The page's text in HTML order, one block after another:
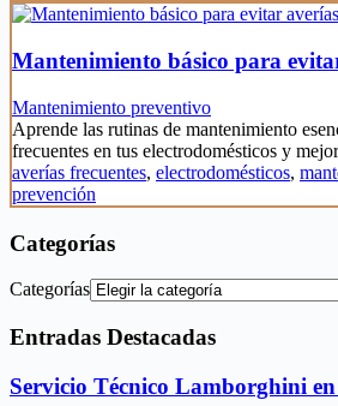
Mantenimiento básico para
Mantenimiento preventivo
Aprende las rutinas de mantenimiento
frecuentes en tus electrodomésticos y
averías frecuentes, electrodomésticos,
prevención
Categorías
Categorías
Entradas Destacadas
Servicio Técnico Lamborghini